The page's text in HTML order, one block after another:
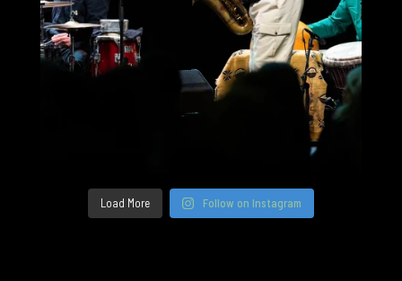
Load More Follow on Instagram